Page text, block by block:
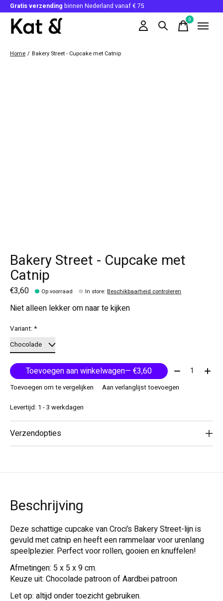
Gratis verzending binnen Nederland vanaf € 75
0items
Home / Bakery Street - Cupcake met Catnip
Bakery Street - Cupcake met
Catnip
€3,60 Op voorraad In store:Beschikbaarheid controleren
Niet alleen lekker om naar te kijken
Variant:*
Toevoegen aan winkelwagen — €3,60 Aantal:
Toevoegen om te vergelijken
Aan verlanglijst toevoegen
Levertijd: 1 - 3 werkdagen
Verzendopties
Beschrijving
Deze schattige cupcake van Croci’s Bakery Street-lijn is
gevuld met catnip en heeft een rammelaar voor urenlang
speelplezier. Perfect voor rollen, gooien en knuffelen!
Afmetingen: 5 x 5 x 9 cm.
Keuze uit: Chocolade patroon of Aardbei patroon
Let op: altijd onder toezicht gebruiken.